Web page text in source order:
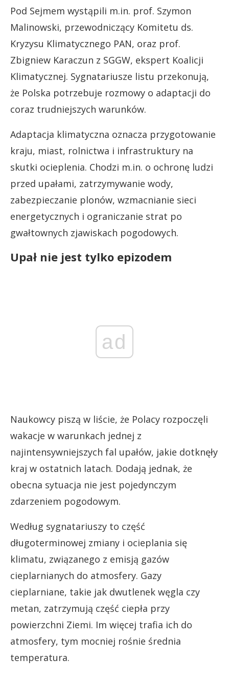
Pod Sejmem wystąpili m.in. prof. Szymon
Malinowski, przewodniczący Komitetu ds.
Kryzysu Klimatycznego PAN, oraz prof.
Zbigniew Karaczun z SGGW, ekspert Koalicji
Klimatycznej. Sygnatariusze listu przekonują,
że Polska potrzebuje rozmowy o adaptacji do
coraz trudniejszych warunków.
Adaptacja klimatyczna oznacza przygotowanie
kraju, miast, rolnictwa i infrastruktury na
skutki ocieplenia. Chodzi m.in. o ochronę ludzi
przed upałami, zatrzymywanie wody,
zabezpieczanie plonów, wzmacnianie sieci
energetycznych i ograniczanie strat po
gwałtownych zjawiskach pogodowych.
Upał nie jest tylko epizodem
ad
Naukowcy piszą w liście, że Polacy rozpoczęli
wakacje w warunkach jednej z
najintensywniejszych fal upałów, jakie dotknęły
kraj w ostatnich latach. Dodają jednak, że
obecna sytuacja nie jest pojedynczym
zdarzeniem pogodowym.
Według sygnatariuszy to część
długoterminowej zmiany i ocieplania się
klimatu, związanego z emisją gazów
cieplarnianych do atmosfery. Gazy
cieplarniane, takie jak dwutlenek węgla czy
metan, zatrzymują część ciepła przy
powierzchni Ziemi. Im więcej trafia ich do
atmosfery, tym mocniej rośnie średnia
temperatura.